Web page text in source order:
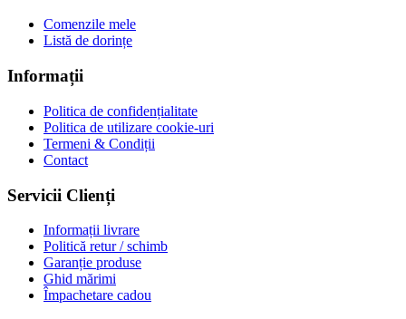
Comenzile mele
Listă de dorințe
Informații
Politica de confidențialitate
Politica de utilizare cookie-uri
Termeni & Condiții
Contact
Servicii Clienți
Informații livrare
Politică retur / schimb
Garanție produse
Ghid mărimi
Împachetare cadou